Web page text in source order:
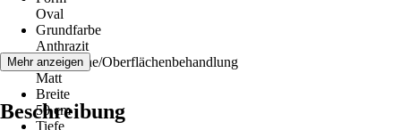
Oval
Grundfarbe
Anthrazit
Oberfläche/Oberflächenbehandlung
Matt
Breite
50 cm
Tiefe
Mehr anzeigen
Beschreibung